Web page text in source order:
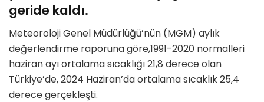
geride kaldı.
Meteoroloji Genel Müdürlüğü’nün (MGM) aylık
değerlendirme raporuna göre,1991-2020 normalleri
haziran ayı ortalama sıcaklığı 21,8 derece olan
Türkiye’de, 2024 Haziran’da ortalama sıcaklık 25,4
derece gerçekleşti.